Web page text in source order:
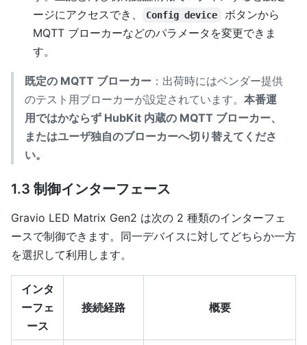
ージにアクセスでき、
Config device
ボタンから
MQTT ブローカーなどのパラメータを変更できま
す。
既定の MQTT ブローカー ：出荷時にはベンダー提供
のテスト用ブローカーが設定されています。 本番運
用ではかならず HubKit 内蔵の MQTT ブローカー、
またはユーザ独自のブローカーへ切り替えてくださ
い。
1.3 制御インターフェース
Gravio LED Matrix Gen2 は次の 2 種類のインターフェ
ースで制御できます。同一デバイスに対してどちらか一方
を選択して利用します。
インタ
ーフェ
ース
接続経路 概要